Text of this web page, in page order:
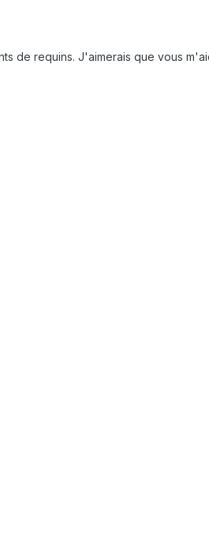
de requins. J'aimerais que vous